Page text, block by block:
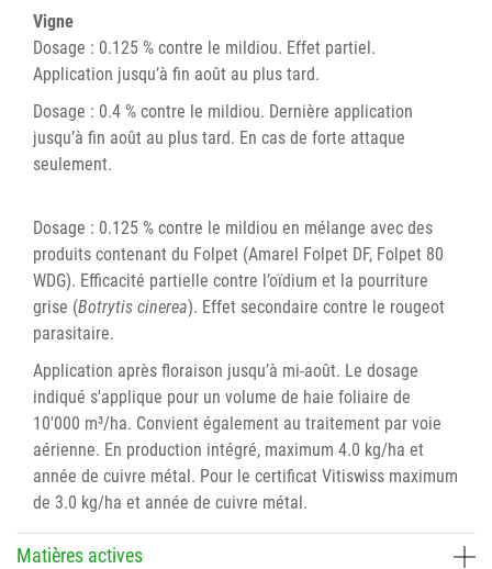
Vigne
Dosage : 0.125 % contre le mildiou. Effet partiel.
Application jusqu’à fin août au plus tard.
Dosage : 0.4 % contre le mildiou. Dernière application
jusqu’à fin août au plus tard. En cas de forte attaque
seulement.
Dosage : 0.125 % contre le mildiou en mélange avec des
produits contenant du Folpet (Amarel Folpet DF, Folpet 80
WDG). Efficacité partielle contre l’oïdium et la pourriture
grise (Botrytis cinerea). Effet secondaire contre le rougeot
parasitaire.
Application après floraison jusqu’à mi-août. Le dosage
indiqué s'applique pour un volume de haie foliaire de
10'000 m³/ha. Convient également au traitement par voie
aérienne. En production intégré, maximum 4.0 kg/ha et
année de cuivre métal. Pour le certificat Vitiswiss maximum
de 3.0 kg/ha et année de cuivre métal.
Matières actives